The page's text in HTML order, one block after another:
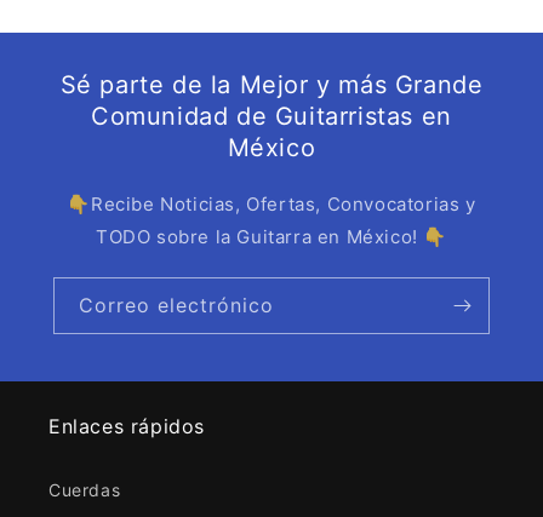
Sé parte de la Mejor y más Grande
Comunidad de Guitarristas en
México
👇Recibe Noticias, Ofertas, Convocatorias y
TODO sobre la Guitarra en México! 👇
Correo electrónico
Enlaces rápidos
Cuerdas